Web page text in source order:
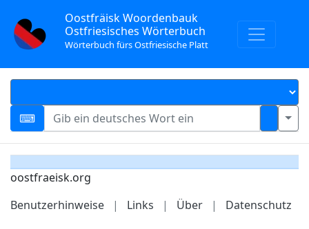
Oostfräisk Woordenbauk
Ostfriesisches Wörterbuch
Wörterbuch fürs Ostfriesische Platt
oostfraeisk.org
Benutzerhinweise
| Links | Über | Datenschutz